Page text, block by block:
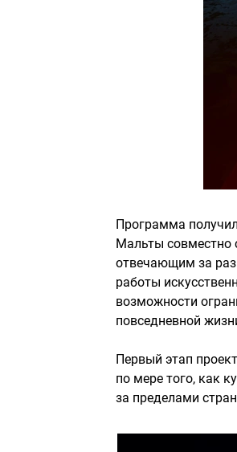
Программа
Мальты совместно
отвечающим за
работы
возможности
повседневной
Первый этап
по мере того, как
за пределами